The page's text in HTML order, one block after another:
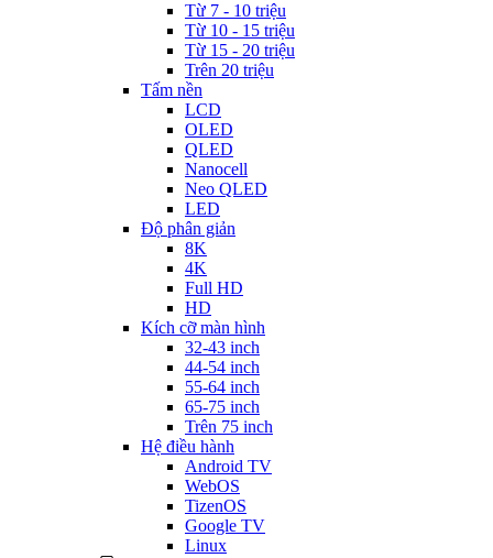
Từ 7 - 10 triệu
Từ 10 - 15 triệu
Từ 15 - 20 triệu
Trên 20 triệu
Tấm nền
LCD
OLED
QLED
Nanocell
Neo QLED
LED
Độ phân giản
8K
4K
Full HD
HD
Kích cỡ màn hình
32-43 inch
44-54 inch
55-64 inch
65-75 inch
Trên 75 inch
Hệ điều hành
Android TV
WebOS
TizenOS
Google TV
Linux